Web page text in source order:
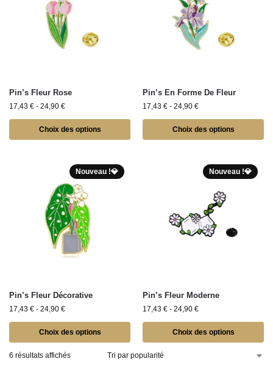
Pin’s Fleur Rose
17,43 € - 24,90 €
Choix des options
Pin’s En Forme De Fleur
17,43 € - 24,90 €
Choix des options
Nouveau !💎
Pin’s Fleur Décorative
17,43 € - 24,90 €
Choix des options
Nouveau !💎
Pin’s Fleur Moderne
17,43 € - 24,90 €
Choix des options
6 résultats affichés